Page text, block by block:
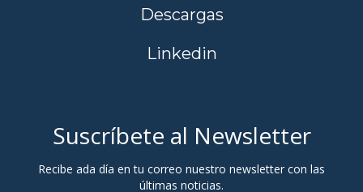
Descargas
Linkedin
Suscríbete al Newsletter
Recibe ada día en tu correo nuestro newsletter con las
últimas noticias.